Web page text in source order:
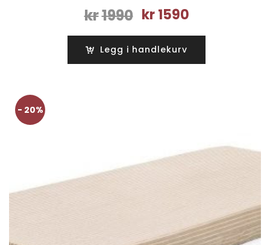
kr1990
Opprinnelig
var:
kr1990.
kr 1590Nåværende
kr1590.
Legg i handlekurv
- 20%